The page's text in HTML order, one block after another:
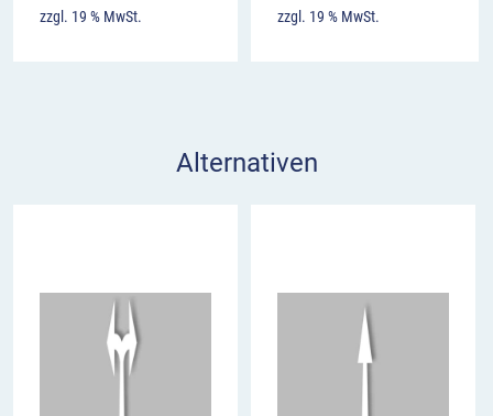
zzgl. 19 % MwSt.
zzgl. 19 % MwSt.
Alternativen